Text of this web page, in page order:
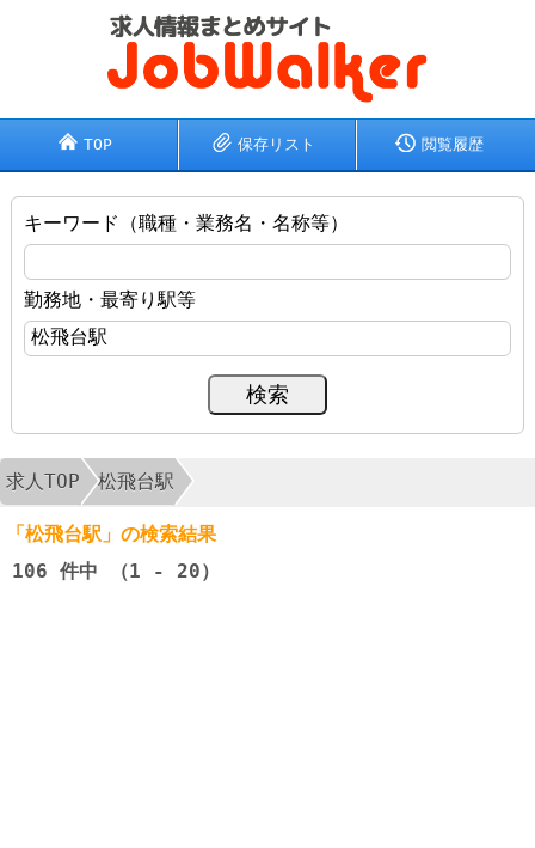
TOP 保存リスト 閲覧履歴
キーワード（職種・業務名・名称等）
勤務地・最寄り駅等
求人TOP 松飛台駅
「松飛台駅」の検索結果
106 件中 （1 - 20）